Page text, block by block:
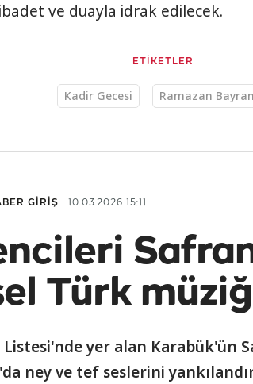
ve duayla idrak edilecek.
ETİKETLER
Kadir Gecesi Ramazan
GİRİŞ 10.03.2026 15:11
Türk
Listesi'nde yer alan Karabük'ün
ney ve tef seslerini